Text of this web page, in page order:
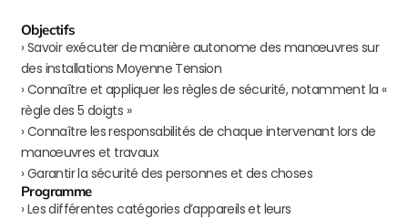
Objectifs
› Savoir exécuter de manière autonome des manœuvres sur
des installations Moyenne Tension
› Connaître et appliquer les règles de sécurité, notamment la «
règle des 5 doigts »
› Connaître les responsabilités de chaque intervenant lors de
manœuvres et travaux
› Garantir la sécurité des personnes et des choses
Programme
› Les différentes catégories d’appareils et leurs